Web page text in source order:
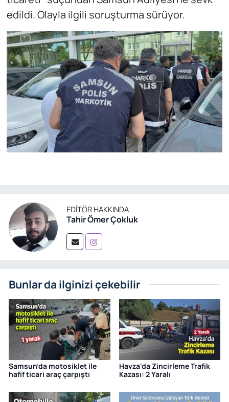
edildi. Olayla ilgili soruşturma sürüyor.
EDITÖR HAKKINDA
Tahir Ömer Çokluk
Bunlar da ilginizi çekebilir
Samsun’da motosiklet ile
hafif ticari araç çarpıştı
Havza'da Zincirleme Trafik
Kazası: 2 Yaralı